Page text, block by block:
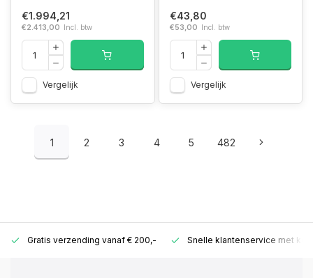
€1.994,21
€2.413,00 Incl. btw
Vergelijk
€43,80
€53,00 Incl. btw
Vergelijk
1 2 3 4 5 482
Gratis verzending vanaf € 200,- Snelle klantenservice met